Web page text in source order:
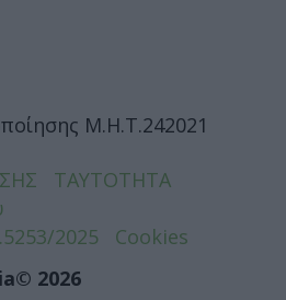
Μ.Η.Τ.242021
ΤΑΥΤΟΤΗΤΑ
2025
Cookies
2026